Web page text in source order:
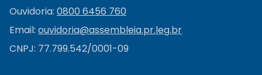
Ouvidoria: 0800 6456 760
Email: ouvidoria@assembleia.pr.leg.br
CNPJ: 77.799.542/0001-09